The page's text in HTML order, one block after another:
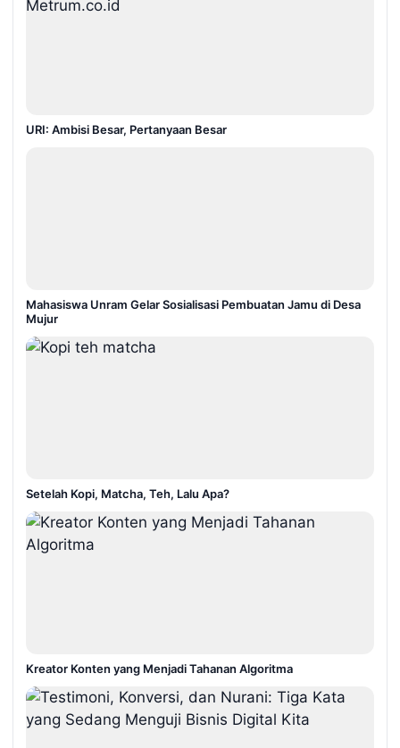
URI: Ambisi Besar, Pertanyaan Besar
Mahasiswa Unram Gelar Sosialisasi Pembuatan Jamu di Desa
Mujur
Setelah Kopi, Matcha, Teh, Lalu Apa?
Kreator Konten yang Menjadi Tahanan Algoritma